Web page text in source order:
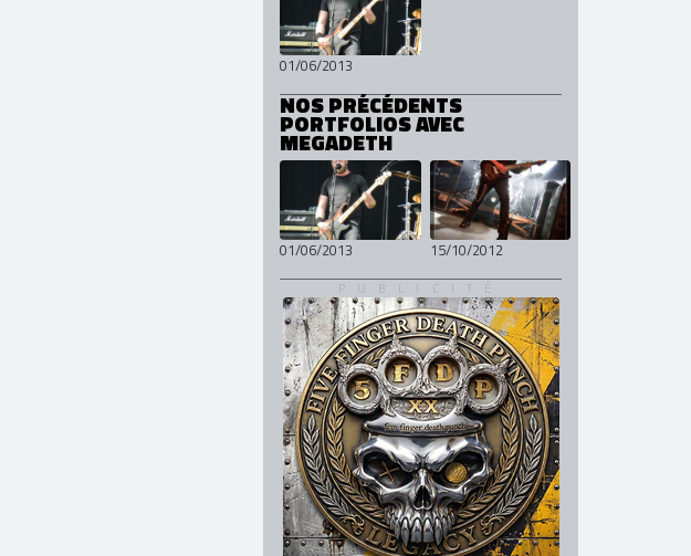
01/06/2013
NOS PRÉCÉDENTS
PORTFOLIOS AVEC
MEGADETH
01/06/2013 15/10/2012